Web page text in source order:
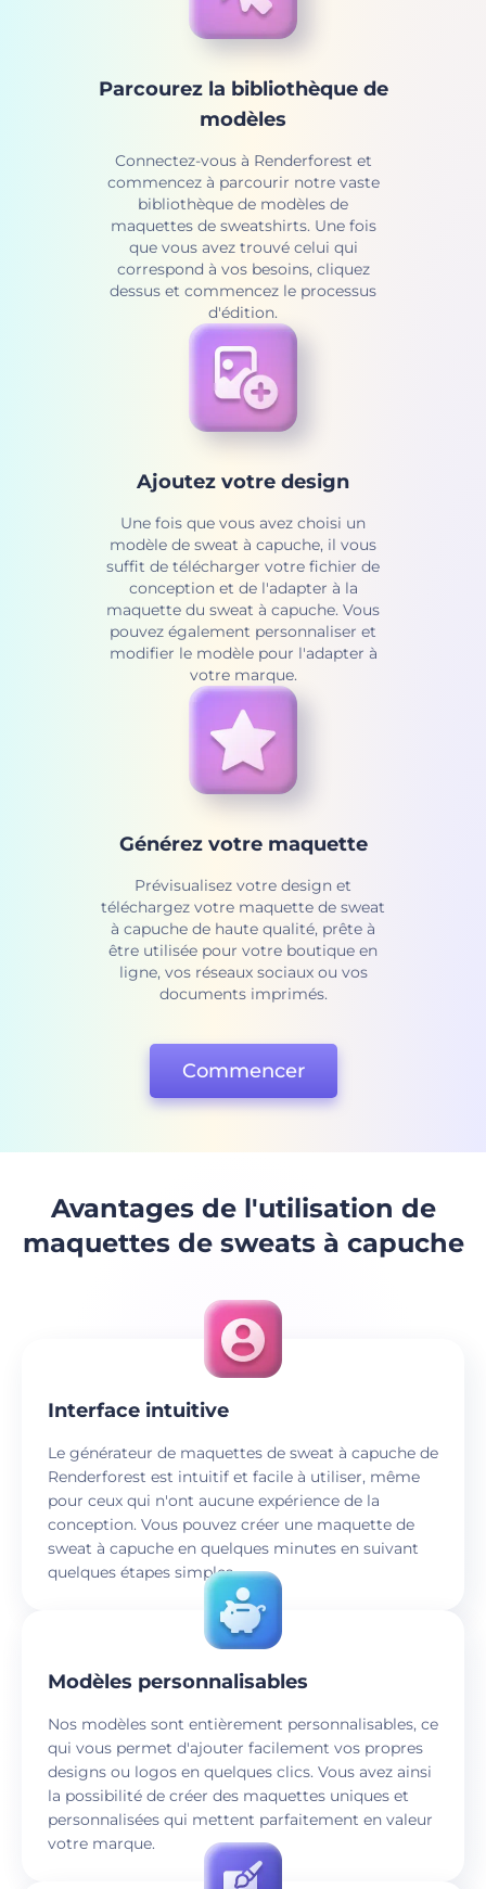
Parcourez la bibliothèque de
modèles
Connectez-vous à Renderforest et
commencez à parcourir notre vaste
bibliothèque de modèles de
maquettes de sweatshirts. Une fois
que vous avez trouvé celui qui
correspond à vos besoins, cliquez
dessus et commencez le processus
d'édition.
Ajoutez votre design
Une fois que vous avez choisi un
modèle de sweat à capuche, il vous
suffit de télécharger votre fichier de
conception et de l'adapter à la
maquette du sweat à capuche. Vous
pouvez également personnaliser et
modifier le modèle pour l'adapter à
votre marque.
Générez votre maquette
Prévisualisez votre design et
téléchargez votre maquette de sweat
à capuche de haute qualité, prête à
être utilisée pour votre boutique en
ligne, vos réseaux sociaux ou vos
documents imprimés.
Commencer
Avantages de l'utilisation de
maquettes de sweats à capuche
Interface intuitive
Le générateur de maquettes de sweat à capuche de
Renderforest est intuitif et facile à utiliser, même
pour ceux qui n'ont aucune expérience de la
conception. Vous pouvez créer une maquette de
sweat à capuche en quelques minutes en suivant
quelques étapes simples.
Modèles personnalisables
Nos modèles sont entièrement personnalisables, ce
qui vous permet d'ajouter facilement vos propres
designs ou logos en quelques clics. Vous avez ainsi
la possibilité de créer des maquettes uniques et
personnalisées qui mettent parfaitement en valeur
votre marque.